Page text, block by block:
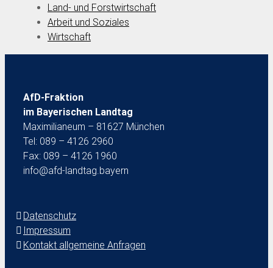
Land- und Forstwirtschaft
Arbeit und Soziales
Wirtschaft
AfD-Fraktion
im Bayerischen Landtag
Maximilianeum – 81627 München
Tel: 089 – 4126 2960
Fax: 089 – 4126 1960
info@afd-landtag.bayern
Datenschutz
Impressum
Kontakt allgemeine Anfragen